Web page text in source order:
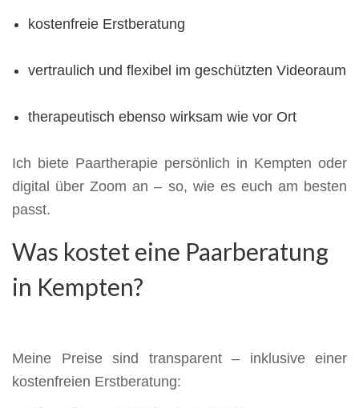
kostenfreie Erstberatung
vertraulich und flexibel im geschützten Videoraum
therapeutisch ebenso wirksam wie vor Ort
Ich biete Paartherapie persönlich in Kempten oder
digital über Zoom an – so, wie es euch am besten
passt.
Was kostet eine Paarberatung
in Kempten?
Meine Preise sind transparent – inklusive einer
kostenfreien Erstberatung: